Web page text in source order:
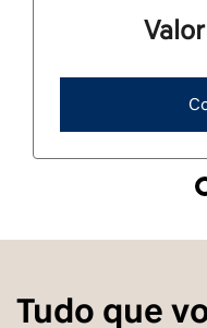
Tudo que